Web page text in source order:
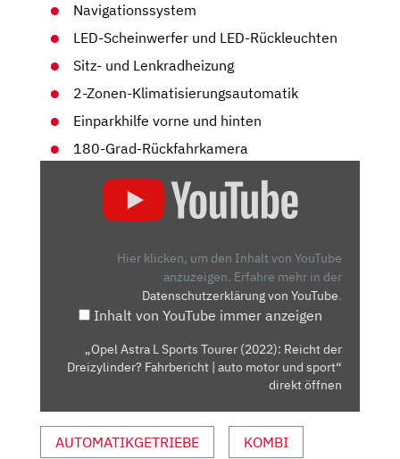
Navigationssystem
LED-Scheinwerfer und LED-Rückleuchten
Sitz- und Lenkradheizung
2-Zonen-Klimatisierungsautomatik
Einparkhilfe vorne und hinten
180-Grad-Rückfahrkamera
DREIZYLINDER?
FAHRBERICHT
MOTOR
UND
Hier klicken, um den Inhalt von YouTube
anzuzeigen. Erfahre mehr in der
Datenschutzerklärung von YouTube.
Inhalt von YouTube immer anzeigen
„Opel Astra L Sports Tourer (2022): Reicht der
Dreizylinder? Fahrbericht | auto motor und sport“
direkt öffnen
AUTOMATIKGETRIEBE KOMBI